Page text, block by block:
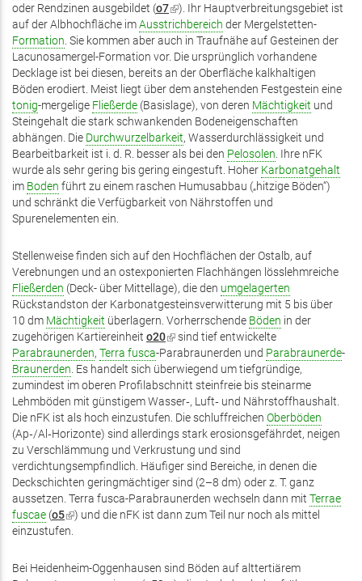
oder Rendzinen ausgebildet (o7(Link
ist
extern)
). Ihr Hauptverbreitungsgebiet ist
auf der Albhochfläche imAusstrichbereich der Mergelstetten-
Formation. Sie kommen aber auch in Traufnähe auf Gesteinen der
Lacunosamergel-Formation vor. Die ursprünglich vorhandene
Decklage ist bei diesen, bereits an der Oberfläche kalkhaltigen
Böden erodiert. Meist liegt über dem anstehenden Festgestein eine
tonig-mergelige Fließerde (Basislage), von deren Mächtigkeit und
Steingehalt die stark schwankenden Bodeneigenschaften
abhängen. Die Durchwurzelbarkeit, Wasserdurchlässigkeit und
Bearbeitbarkeit ist i. d. R. besser als bei den Pelosolen. Ihre nFK
wurde als sehr gering bis gering eingestuft. Hoher Karbonatgehalt
im Boden führt zu einem raschen Humusabbau („hitzige Böden“)
und schränkt die Verfügbarkeit von Nährstoffen und
Spurenelementen ein.
Stellenweise finden sich auf den Hochflächen der Ostalb, auf
Verebnungen und an ostexponierten Flachhängen lösslehmreiche
Fließerden (Deck- über Mittellage), die den umgelagerten
Rückstandston der Karbonatgesteinsverwitterung mit 5 bis über
10 dm Mächtigkeit überlagern. Vorherrschende Böden in der
zugehörigen Kartiereinheit o20(Link
ist
extern)
sind tief entwickelte
Parabraunerden, Terra fusca-Parabraunerden und Parabraunerde-
Braunerden. Es handelt sich überwiegend um tiefgründige,
zumindest im oberen Profilabschnitt steinfreie bis steinarme
Lehmböden mit günstigem Wasser‑, Luft‑ und Nährstoffhaushalt.
Die nFK ist als hoch einzustufen. Die schluffreichen Oberböden
(Ap‑/Al‑Horizonte) sind allerdings stark erosionsgefährdet, neigen
zu Verschlämmung und Verkrustung und sind
verdichtungsempfindlich. Häufiger sind Bereiche, in denen die
Deckschichten geringmächtiger sind (2–8 dm) oder z. T. ganz
aussetzen. Terra fusca-Parabraunerden wechseln dann mit Terrae
fuscae (o5(Link
ist
) und die nFK ist dann zum Teil nur noch als mittel
einzustufen.
Bei Heidenheim-Oggenhausen sind Böden auf alttertiärem